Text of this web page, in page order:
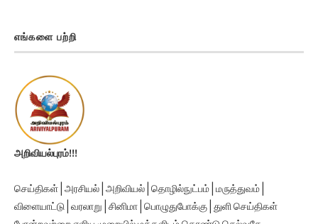
எங்களை பற்றி
அறிவியல்புரம்!!!
செய்திகள் | அரசியல் | அறிவியல் | தொழில்நுட்பம் | மருத்துவம் |
விளையாட்டு | வரலாறு | சினிமா | பொழுதுபோக்கு | துளி செய்திகள்